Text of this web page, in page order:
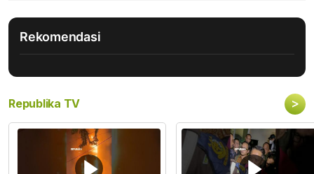
Rekomendasi
Republika TV >